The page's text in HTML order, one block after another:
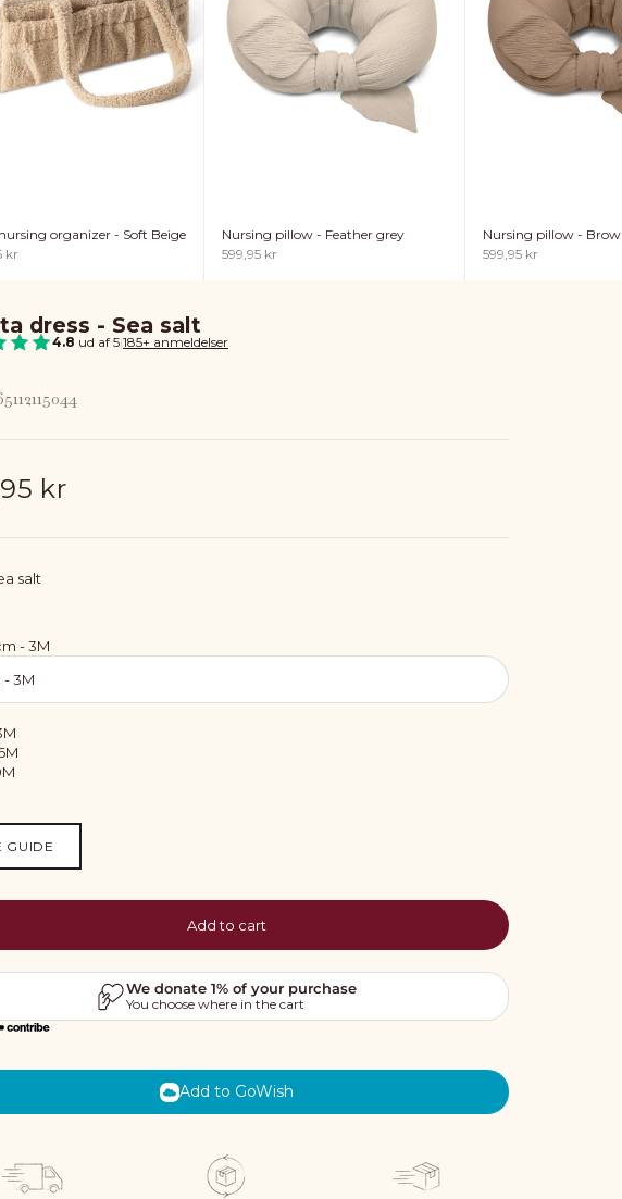
organizer - Soft Beige
kr
Nursing pillow - Feather grey
Sale price
599,95 kr
Nursing pillow -
Sale price
599,95 kr
dress - Sea salt
4.8 ud af 5|185+ anmeldelser
kr
salt
- 3M
- 3M
GUIDE
Add to cart
Add to GoWish